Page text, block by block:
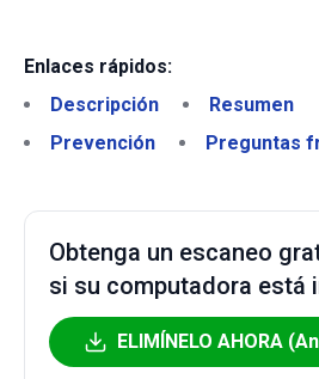
Enlaces rápidos:
Descripción
Resumen
Prevención
Preguntas
Obtenga un escaneo
si su computadora está
ELIMÍNELO AHORA